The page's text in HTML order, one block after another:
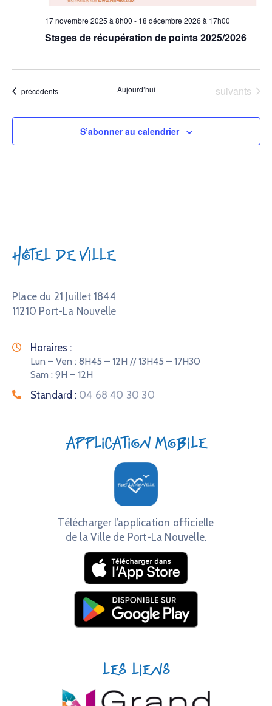
Stages de récupération de points 2025/2026
17 novembre 2025 à 8h00 - 18 décembre 2026 à 17h00
Évènements
précédents Aujourd’hui Évènements
suivants
S’abonner au calendrier
Hôtel de Ville
Place du 21 Juillet 1844
11210 Port-La Nouvelle
Horaires :
Lun – Ven : 8H45 – 12H // 13H45 – 17H30
Sam : 9H – 12H
Standard : 04 68 40 30 30
Application mobile
Télécharger l’application officielle
de la Ville de Port-La Nouvelle.
Les liens